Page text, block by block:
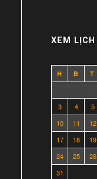
XEM LỊCH
H B T
3
4 5
10
11 12
17
18 19
24
25 26
31